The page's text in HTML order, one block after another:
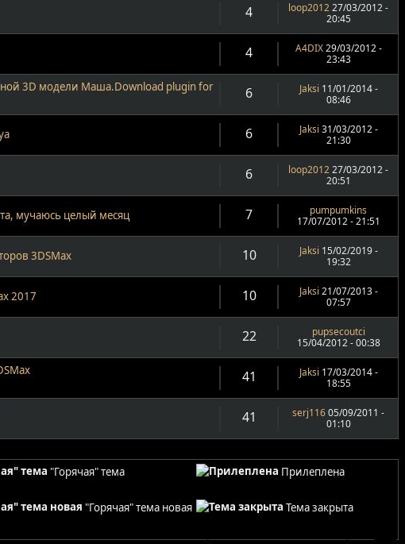
4 loop201227/03/2012 -
20:45
4 A4DIX29/03/2012 -
23:43
3D модели Маша.Download plugin for
6 Jaksi 11/01/2014 -
08:46
6 Jaksi 31/03/2012 -
21:30
6 loop201227/03/2012 -
20:51
мучаюсь целый месяц 7
pumpumkins
17/07/2012 - 21:51
3DSMax 10 Jaksi 15/02/2019 -
19:32
2017 10 Jaksi 21/07/2013 -
07:57
22
pupsecoutci
15/04/2012 - 00:38
41 Jaksi 17/03/2014 -
18:55
41 serj11605/09/2011 -
01:10
"Горячая" тема
"Горячая" тема новая
Прилеплена
Тема закрыта